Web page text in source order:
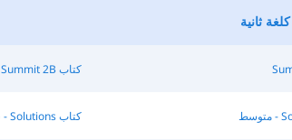
ثانية
كتاب Summit 2B
كتاب Solutions - فوق المتوسط